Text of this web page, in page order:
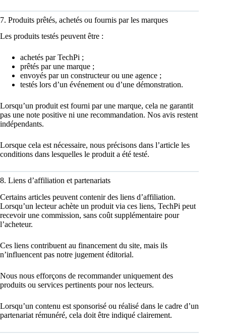
7. Produits prêtés, achetés ou fournis par les marques
Les produits testés peuvent être :
achetés par TechPi ;
prêtés par une marque ;
envoyés par un constructeur ou une agence ;
testés lors d’un événement ou d’une démonstration.
Lorsqu’un produit est fourni par une marque, cela ne garantit
pas une note positive ni une recommandation. Nos avis restent
indépendants.
Lorsque cela est nécessaire, nous précisons dans l’article les
conditions dans lesquelles le produit a été testé.
8. Liens d’affiliation et partenariats
Certains articles peuvent contenir des liens d’affiliation.
Lorsqu’un lecteur achète un produit via ces liens, TechPi peut
recevoir une commission, sans coût supplémentaire pour
l’acheteur.
Ces liens contribuent au financement du site, mais ils
n’influencent pas notre jugement éditorial.
Nous nous efforçons de recommander uniquement des
produits ou services pertinents pour nos lecteurs.
Lorsqu’un contenu est sponsorisé ou réalisé dans le cadre d’un
partenariat rémunéré, cela doit être indiqué clairement.